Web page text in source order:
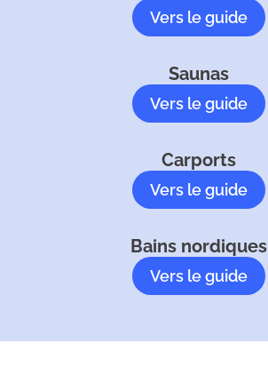
Vers le guide
Saunas
Vers le guide
Carports
Vers le guide
Bains nordiques
Vers le guide